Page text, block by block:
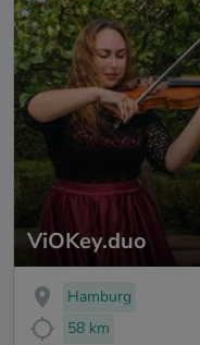
ViOKey.duo
Hamburg
58 km